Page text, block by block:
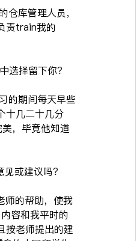
库管理人员，
责train我的
选择留下你？
的期间每天早些
十几二十几分
，毕竟他知道
或建议吗？
师的帮助，使我
容和我平时的
按老师提出的建